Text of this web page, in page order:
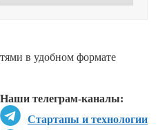
в удобном формате
Наши телеграм-каналы:
Стартапы и технологии